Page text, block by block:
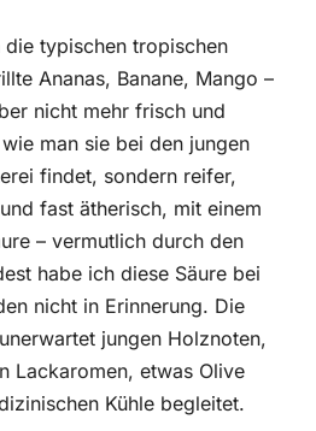
typischen tropischen
Ananas, Banane, Mango –
nicht mehr frisch und
man sie bei den jungen
findet, sondern reifer,
fast ätherisch, mit einem
– vermutlich durch den
habe ich diese Säure bei
nicht in Erinnerung. Die
jungen Holznoten,
Lackaromen, etwas Olive
Kühle begleitet.